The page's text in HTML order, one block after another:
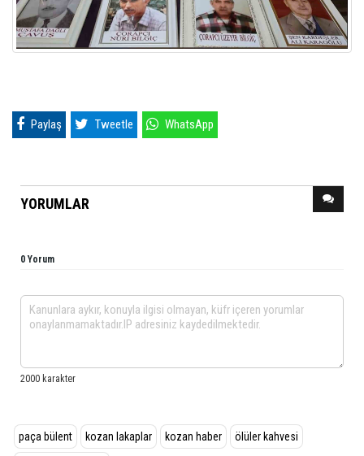
Paylaş Tweetle WhatsApp
YORUMLAR
0 Yorum
paça bülent kozan lakaplar kozan haber ölüler kahvesi